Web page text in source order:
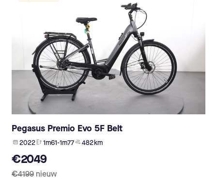
Pegasus Premio Evo 5F Belt
2022 1m61-1m77 482 km
€2049
€4199 nieuw